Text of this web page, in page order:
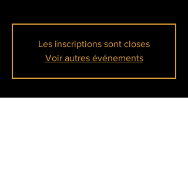
Les inscriptions sont closes
Voir autres événements